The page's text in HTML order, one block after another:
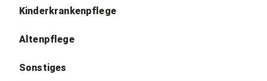
Kinderkrankenpflege
Altenpflege
Sonstiges